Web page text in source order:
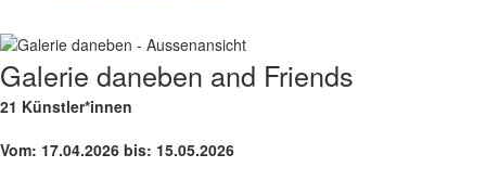
Galerie daneben and Friends
21 Künstler*innen
Vom: 17.04.2026 bis: 15.05.2026